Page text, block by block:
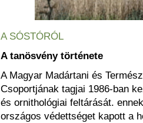
A SÓSTÓRÓL
A tanösvény története
A Magyar Madártani és
Csoportjának tagjai 1986-ban
és ornithológiai feltárását.
országos védettséget kapott a